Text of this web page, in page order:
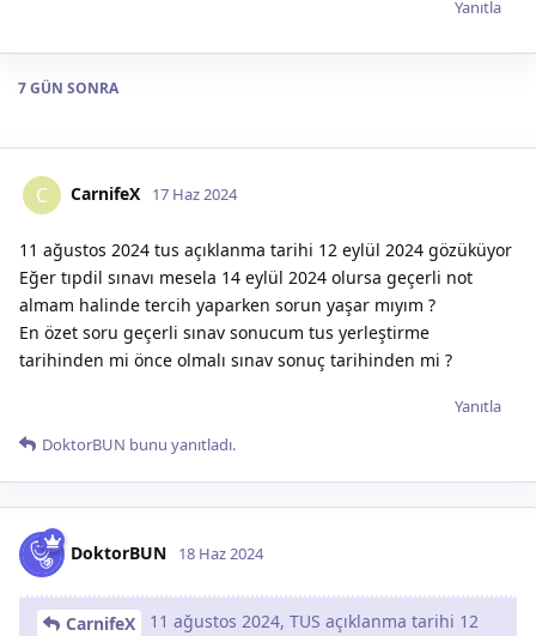
Yanıtla
7 GÜN SONRA
C CarnifeX 17 Haz 2024
11 ağustos 2024 tus açıklanma tarihi 12 eylül 2024 gözüküyor
Eğer tıpdil sınavı mesela 14 eylül 2024 olursa geçerli not
almam halinde tercih yaparken sorun yaşar mıyım ?
En özet soru geçerli sınav sonucum tus yerleştirme
tarihinden mi önce olmalı sınav sonuç tarihinden mi ?
Yanıtla
DoktorBUN bunu yanıtladı.
DoktorBUN 18 Haz 2024
CarnifeX
11 ağustos 2024, TUS açıklanma tarihi 12